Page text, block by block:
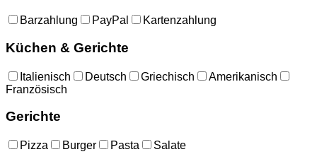
Barzahlung PayPal Kartenzahlung
Küchen & Gerichte
Italienisch Deutsch Griechisch
Amerikanisch
Französisch
Gerichte
Pizza Burger Pasta
Salate